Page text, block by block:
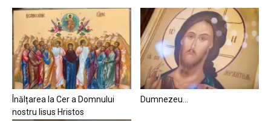
Înălțarea la Cer a Domnului
nostru Iisus Hristos
Dumnezeu…